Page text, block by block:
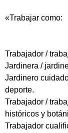
«Trabajar como:
Trabajador /
Jardinera /
Jardinero
deporte.
Trabajador /
históricos y
Trabajador